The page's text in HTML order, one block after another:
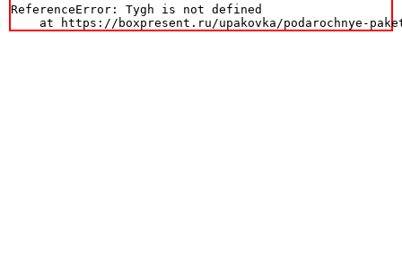
ReferenceError: Tygh is not defined
at https://boxpresent.ru/upakovka/podarochnye-